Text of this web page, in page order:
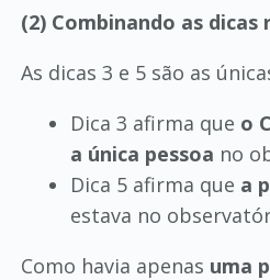
(2) Combinando as dicas
As dicas 3 e 5 são as
Dica 3 afirma que o
a única pessoa no
Dica 5 afirma que a
estava no
Como havia apenas uma